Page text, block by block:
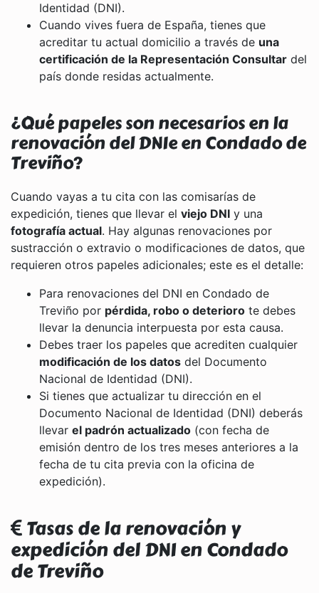
Identidad (DNI).
Cuando vives fuera de España, tienes que
acreditar tu actual domicilio a través de una
certificación de la Representación Consultar del
país donde residas actualmente.
¿Qué papeles son necesarios en la
renovación del DNIe en Condado de
Treviño?
Cuando vayas a tu cita con las comisarías de
expedición, tienes que llevar el viejo DNI y una
fotografía actual. Hay algunas renovaciones por
sustracción o extravio o modificaciones de datos, que
requieren otros papeles adicionales; este es el detalle:
Para renovaciones del DNI en Condado de
Treviño por pérdida, robo o deterioro te debes
llevar la denuncia interpuesta por esta causa.
Debes traer los papeles que acrediten cualquier
modificación de los datos del Documento
Nacional de Identidad (DNI).
Si tienes que actualizar tu dirección en el
Documento Nacional de Identidad (DNI) deberás
llevar el padrón actualizado (con fecha de
emisión dentro de los tres meses anteriores a la
fecha de tu cita previa con la oficina de
expedición).
Tasas de la renovación y
expedición del DNI en Condado
de Treviño